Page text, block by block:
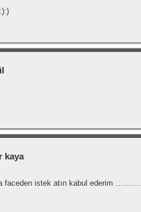
kaya
faceden istek atın kabul ederim ……….